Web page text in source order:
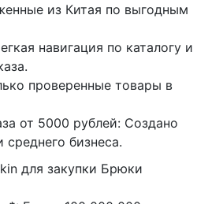
из Китая по выгодным
навигация по каталогу и
проверенные товары в
от 5000 рублей: Создано
бизнеса.
для закупки Брюки